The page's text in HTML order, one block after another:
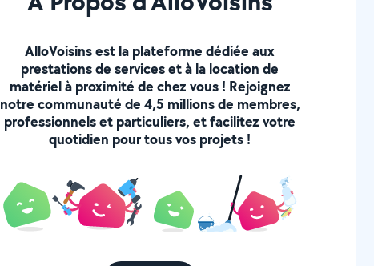
AlloVoisins est la plateforme dédiée aux
prestations de services et à la location de
matériel à proximité de chez vous ! Rejoignez
notre communauté de 4,5 millions de membres,
professionnels et particuliers, et facilitez votre
quotidien pour tous vos projets !